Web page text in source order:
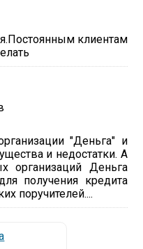
клиентам
"Деньга" и
и недостатки. А
организаций Деньга
получения кредита
поручителей....